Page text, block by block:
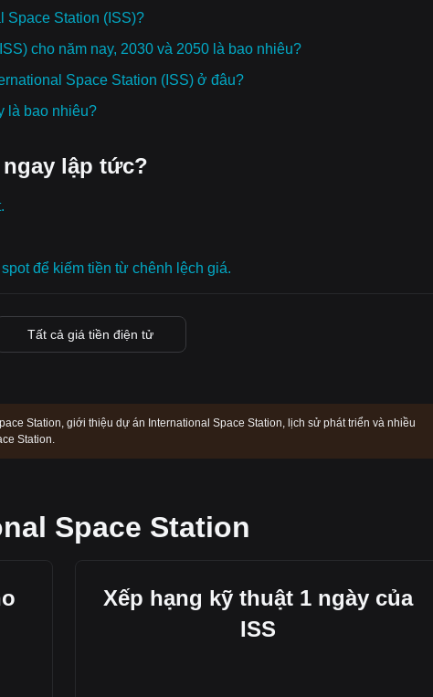
Space Station (ISS)?
cho năm nay, 2030 và 2050 là bao nhiêu?
Space Station (ISS) ở đâu?
là bao nhiêu?
lập tức?
để kiếm tiền từ chênh lệch giá.
Tất cả giá tiền điện tử
Station, giới thiệu dự án International Space Station, lịch sử phát triển và nhiều
Station.
Space Station
Xếp hạng kỹ thuật 1 ngày của
ISS